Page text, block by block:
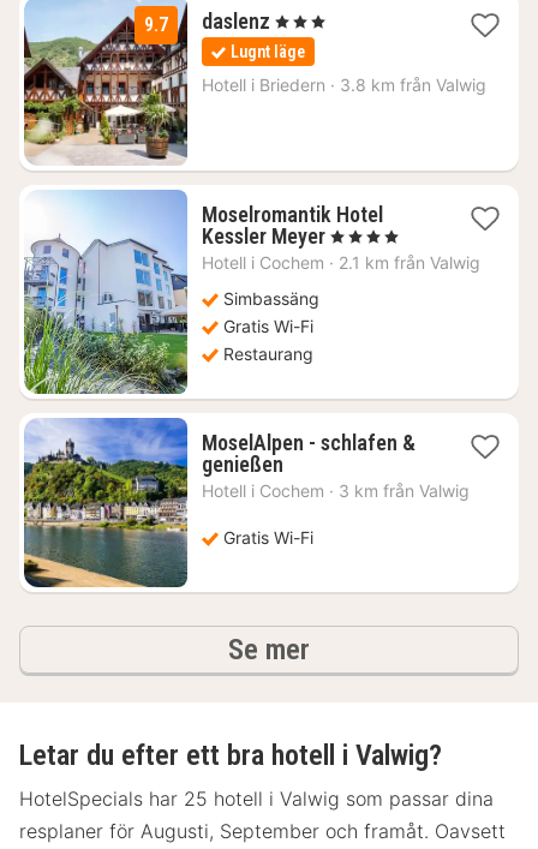
9.7 daslenz 2
nätter
för
1688
, 3 Stjärnor
Lugnt läge
Hotell i Briedern · 3.8 km från Valwig
Moselromantik Hotel
Kessler Meyer1
natt
, 4 Stjärnor
Hotell i Cochem · 2.1 km från Valwig
Simbassäng
Gratis Wi-Fi
Restaurang
MoselAlpen - schlafen &
genießen1
natt
764
kr.
Hotell i Cochem · 3 km från Valwig
Gratis Wi-Fi
Se mer
Letar du efter ett bra hotell i Valwig?
HotelSpecials har 25 hotell i Valwig som passar dina
resplaner för Augusti, September och framåt. Oavsett